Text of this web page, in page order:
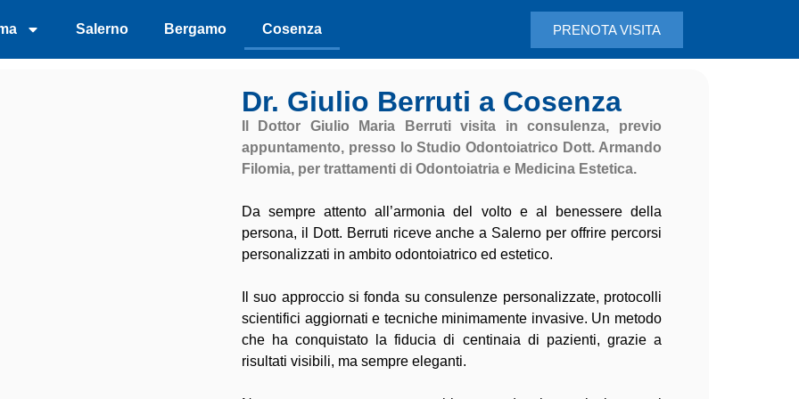
Salerno Bergamo Cosenza PRENOTA VISITA
Dr. Giulio Berruti a Cosenza
Il Dottor Giulio Maria Berruti visita in consulenza, previo
appuntamento, presso lo Studio Odontoiatrico Dott. Armando
Filomia, per trattamenti di Odontoiatria e Medicina Estetica.
Da sempre attento all’armonia del volto e al benessere della
persona, il Dott. Berruti riceve anche a Salerno per offrire percorsi
personalizzati in ambito odontoiatrico ed estetico.
Il suo approccio si fonda su consulenze personalizzate, protocolli
scientifici aggiornati e tecniche minimamente invasive. Un metodo
che ha conquistato la fiducia di centinaia di pazienti, grazie a
risultati visibili, ma sempre eleganti.